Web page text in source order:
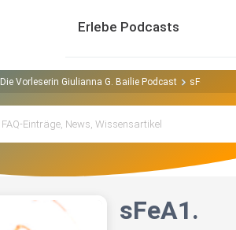
Erlebe Podcasts
Die Vorleserin Giulianna G. Bailie Podcast
sFeA1.